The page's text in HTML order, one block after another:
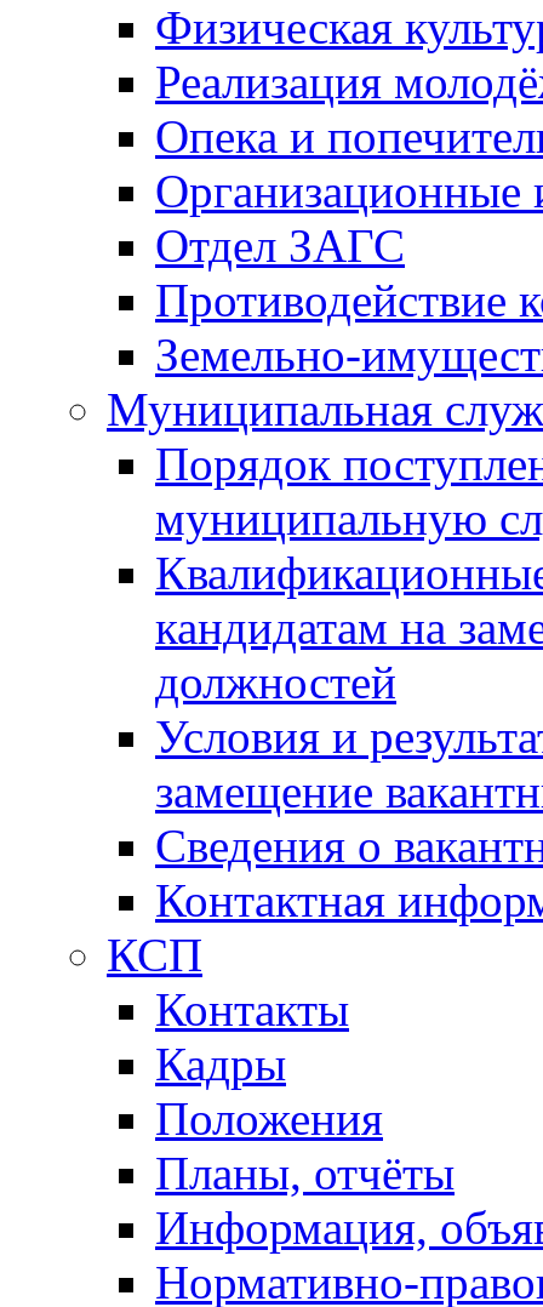
Физическая
Реализация
Опека и
Отдел ЗАГС
Противодействие
Земельно-
Муниципальная
Порядок
муниципальную
кандидатам на
должностей
Условия и
замещение
Сведения о
Контактная
КСП
Контакты
Кадры
Положения
Планы, отчёты
Информация,
Нормативно-